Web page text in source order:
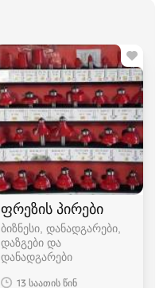
/ ელექტრო
ფრეზის პირები
ბიზნესი, დანადგარები,
დაზგები და
დანადგარები
13 საათის წინ